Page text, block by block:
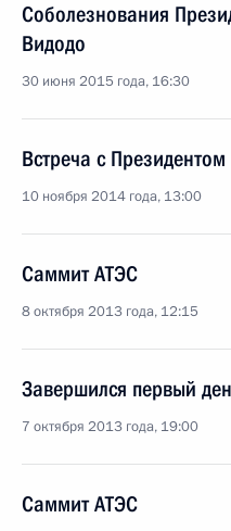
Соболезнования
Видодо
30 июня 2015 года, 16:30
Встреча с
10 ноября 2014 года, 13:00
Саммит АТЭС
8 октября 2013 года, 12:15
Завершился первый
7 октября 2013 года, 19:00
Саммит АТЭС